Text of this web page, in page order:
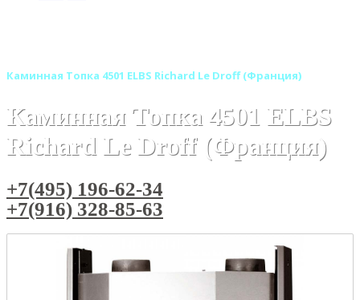
Каминная Топка 4501 ELBS Richard Le Droff (Франция)
Каминная Топка 4501 ELBS
Richard Le Droff (Франция)
+7(495) 196-62-34
+7(916) 328-85-63